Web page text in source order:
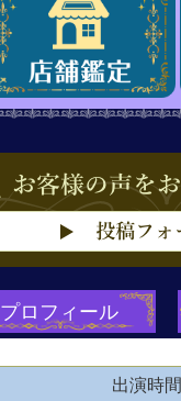
出演時間
プロフィール